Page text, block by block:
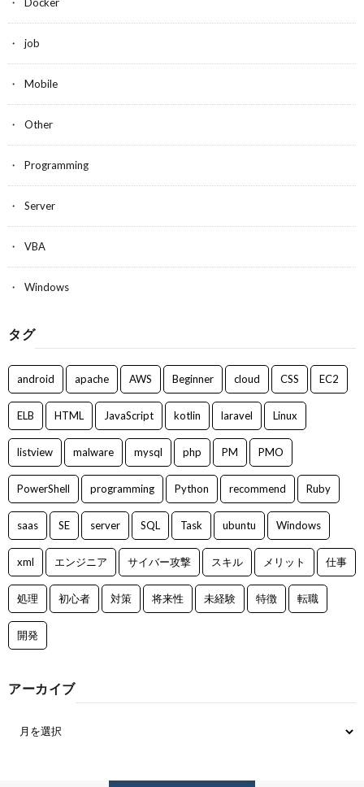
job
Mobile
Other
Programming
Server
VBA
Windows
タグ
android apache AWS Beginner cloud CSS EC2
ELB HTML JavaScript kotlin laravel Linux
listview malware mysql php PM PMO
PowerShell programming Python recommend Ruby
saas SE server SQL Task ubuntu Windows
xml エンジニア サイバー攻撃 スキル メリット 仕事
処理 初心者 対策 将来性 未経験 特徴 転職
開発
アーカイブ